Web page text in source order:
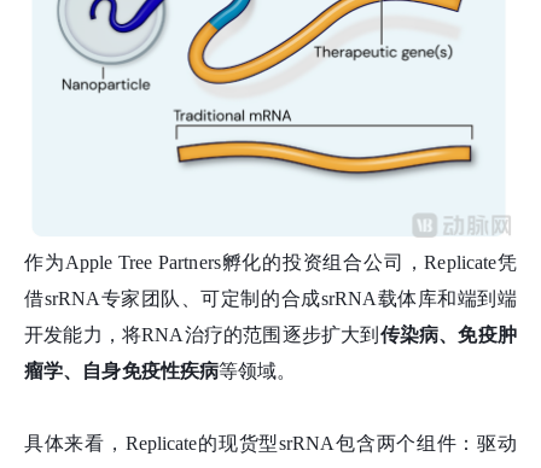
作为Apple Tree Partners孵化的投资组合公司，Replicate凭
借srRNA专家团队、可定制的合成srRNA载体库和端到端
开发能力，将RNA治疗的范围逐步扩大到 传染病、免疫肿
瘤学、自身免疫性疾病等领域。
具体来看，Replicate的现货型srRNA包含两个组件：驱动